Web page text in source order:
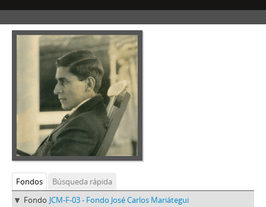
Fondos
Búsqueda rápida
Fondo JCM-F-03 - Fondo José Carlos Mariátegui